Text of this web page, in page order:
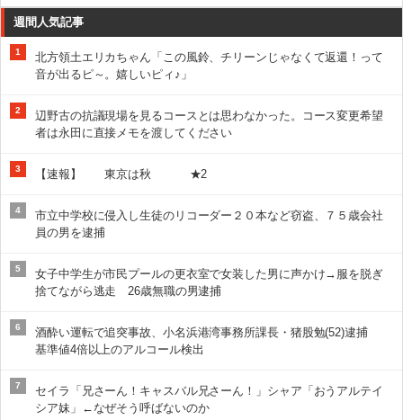
週間人気記事
1
北方領土エリカちゃん「この風鈴、チリーンじゃなくて返還！って
音が出るピ～。嬉しいピィ♪」
2
辺野古の抗議現場を見るコースとは思わなかった。コース変更希望
者は永田に直接メモを渡してください
3 【速報】 東京は秋 ★2
4
市立中学校に侵入し生徒のリコーダー２０本など窃盗、７５歳会社
員の男を逮捕
5
女子中学生が市民プールの更衣室で女装した男に声かけ→服を脱ぎ
捨てながら逃走 26歳無職の男逮捕
6
酒酔い運転で追突事故、小名浜港湾事務所課長・猪股勉(52)逮捕
基準値4倍以上のアルコール検出
7
セイラ「兄さーん！キャスバル兄さーん！」シャア「おうアルテイ
シア妹」←なぜそう呼ばないのか